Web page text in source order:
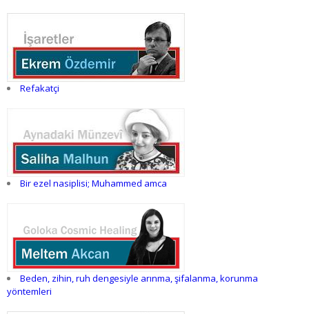
Refakatçi
Bir ezel nasiplisi; Muhammed amca
Beden, zihin, ruh dengesiyle arınma, şifalanma, korunma
yöntemleri